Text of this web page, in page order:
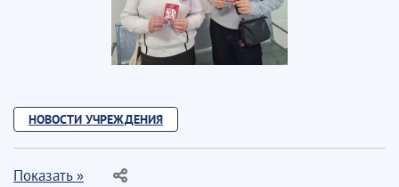
НОВОСТИ УЧРЕЖДЕНИЯ
Показать »